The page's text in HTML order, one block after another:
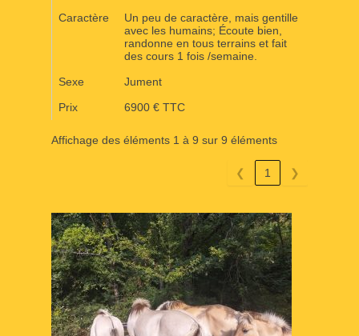
Caractère
Un peu de caractère, mais gentille
avec les humains; Écoute bien,
randonne en tous terrains et fait
des cours 1 fois /semaine.
Sexe
Jument
Prix
6900 € TTC
Affichage des éléments 1 à 9 sur 9 éléments
❮ 1 ❯